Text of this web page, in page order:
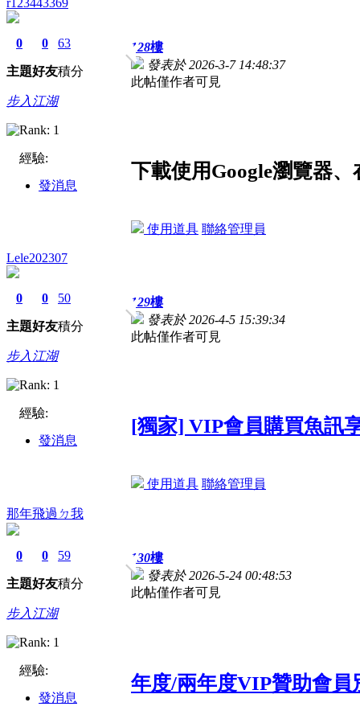
0
主題
0
好友
63
積分
步入江湖
經驗:
發消息
128樓
發表於 2026-3-7 14:48:37
此帖僅作者可見
下載使用Google瀏覽器
使用道具 聯絡管理員
Lele202307
0
主題
0
好友
50
積分
步入江湖
經驗:
發消息
129樓
發表於 2026-4-5 15:39:34
此帖僅作者可見
[獨家] VIP會員購買魚訊
使用道具 聯絡管理員
那年飛過ㄉ我
0
主題
0
好友
59
積分
步入江湖
經驗:
發消息
130樓
發表於 2026-5-24 00:48:53
此帖僅作者可見
年度/兩年度VIP贊助會員